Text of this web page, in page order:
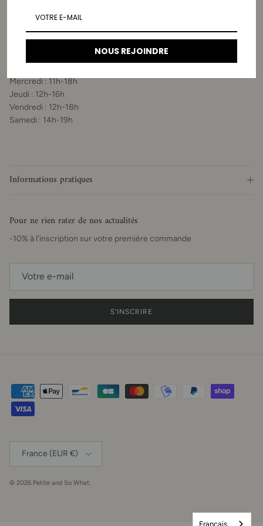
La Boutique
Adresse
56 rue du Vertbois, 75003 Paris
Mercredi : 11h-18h
Jeudi : 12h-16h
Vendredi : 12h-18h
Samedi : 14h-19h
Informations pratiques
Pour ne rien rater de nos actualités
-10% à l'inscription sur votre première commande
S’INSCRIRE
France (EUR €)
© 2026 Petite and So What.
Français
NOUS REJOINDRE